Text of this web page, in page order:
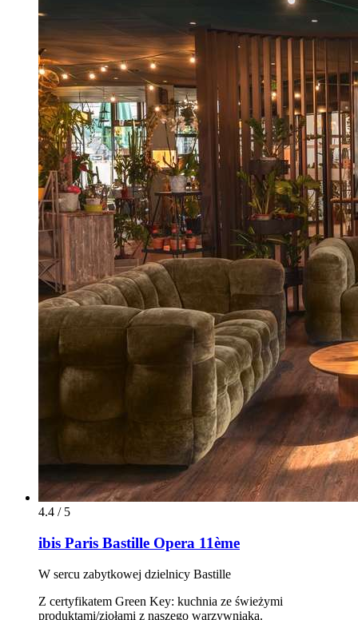
4.4 / 5
ibis Paris Bastille Opera 11ème
W sercu zabytkowej dzielnicy Bastille
Z certyfikatem Green Key: kuchnia ze świeżymi
produktami/ziołami z naszego warzywniaka.